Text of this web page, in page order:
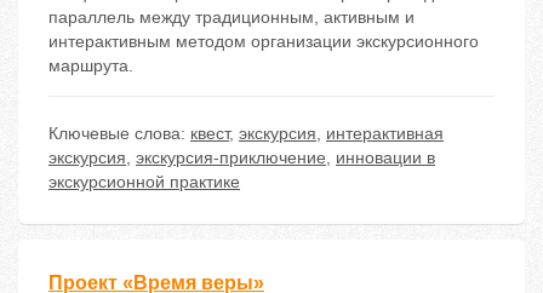
параллель между традиционным, активным и
интерактивным методом организации экскурсионного
маршрута.
Ключевые слова: квест, экскурсия, интерактивная
экскурсия, экскурсия-приключение, инновации в
экскурсионной практике
Проект «Время веры»